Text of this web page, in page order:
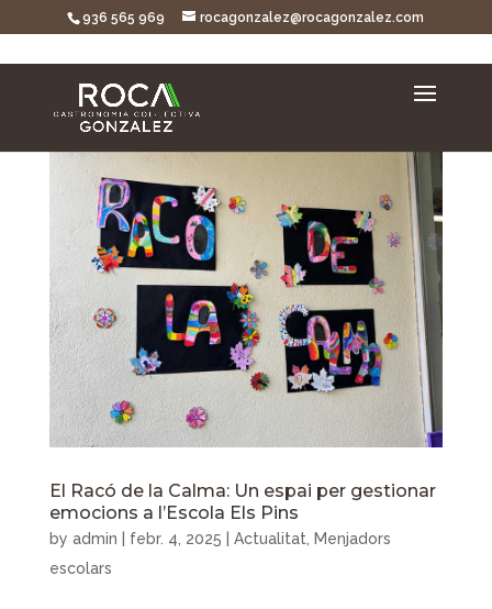
936 565 969 rocagonzalez@rocagonzalez.com
El Racó de la Calma: Un espai per gestionar
emocions a l’Escola Els Pins
by admin febr. 4, 2025 Actualitat
Menjadors
escolars